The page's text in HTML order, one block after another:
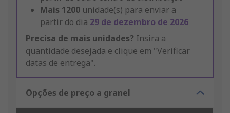
Mais 1200 unidade(s) para enviar a
partir do dia 29 de dezembro de 2026
Precisa de mais unidades? Insira a
quantidade desejada e clique em "Verificar
datas de entrega".
Opções de preço a granel